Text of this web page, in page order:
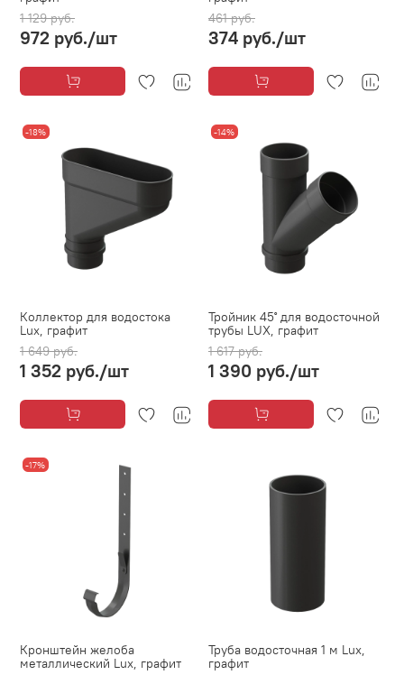
1 129 руб.
972 руб./шт
461 руб.
374 руб./шт
-18%
Коллектор для водостока
Lux, графит
1 649 руб.
1 352 руб./шт
-14%
Тройник 45˚ для водосточной
трубы LUX, графит
1 617 руб.
1 390 руб./шт
-17%
Кронштейн желоба
металлический Lux, графит
Труба водосточная 1 м Lux,
графит